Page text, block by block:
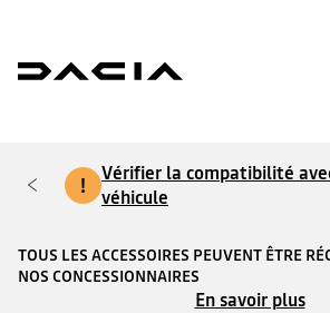
!
Vérifier la compatibilité
véhicule
TOUS LES ACCESSOIRES PEUVENT ÊTRE
NOS CONCESSIONNAIRES
En savoir plus